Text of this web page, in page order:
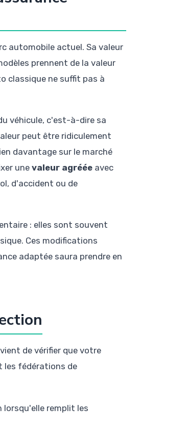
automobile actuel. Sa valeur
prennent de la valeur
classique ne suffit pas à
véhicule, c'est-à-dire sa
peut être ridiculement
davantage sur le marché
une valeur agréée avec
d'accident ou de
: elles sont souvent
Ces modifications
adaptée saura prendre en
de vérifier que votre
les fédérations de
lorsqu'elle remplit les